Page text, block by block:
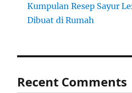
Kumpulan Resep Sayur
Dibuat di Rumah
Recent Comments